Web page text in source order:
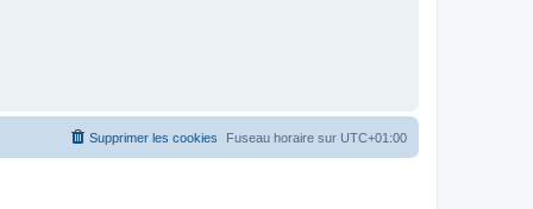
Fuseau horaire sur UTC+01:00
Supprimer les cookies